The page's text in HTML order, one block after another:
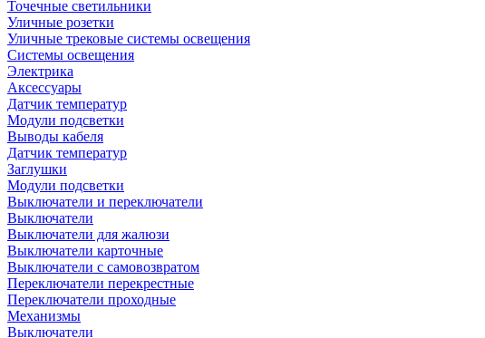
Точечные светильники
Уличные розетки
Уличные трековые системы освещения
Системы освещения
Электрика
Аксессуары
Датчик температур
Модули подсветки
Выводы кабеля
Датчик температур
Заглушки
Модули подсветки
Выключатели и переключатели
Выключатели
Выключатели для жалюзи
Выключатели карточные
Выключатели с самовозвратом
Переключатели перекрестные
Переключатели проходные
Механизмы
Выключатели